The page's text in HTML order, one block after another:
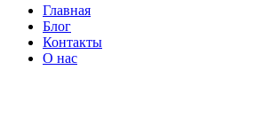
Главная
Блог
Контакты
О нас